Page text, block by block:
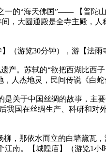
的“海天佛国”—— 【普陀
，大圆通殿是全寺主殿，人
（游览30分钟），游【法雨
。苏轼的“欲把西湖比西
人杰地灵，民间传说《白
关于中国丝绸的故事，主
国在丝绸生产、科研和
，那依水而立的白墙黛瓦
南。【城隍庙】（游览1